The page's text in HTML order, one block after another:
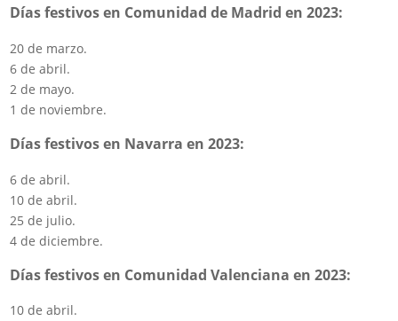
Días festivos en Comunidad de Madrid en 2023:
20 de marzo.
6 de abril.
2 de mayo.
1 de noviembre.
Días festivos en Navarra en 2023:
6 de abril.
10 de abril.
25 de julio.
4 de diciembre.
Días festivos en Comunidad Valenciana en 2023:
10 de abril.